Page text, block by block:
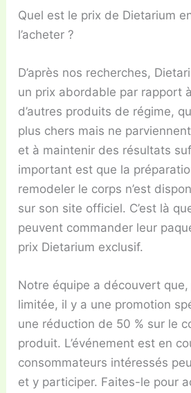
Quel est le prix de Dietarium
l’acheter ?
D’après nos recherches,
un prix abordable par rapport
d’autres produits de régime,
plus chers mais ne
et à maintenir des résultats
important est que la
remodeler le corps n’est
sur son site officiel. C’est là
peuvent commander leur
prix Dietarium exclusif.
Notre équipe a découvert
limitée, il y a une promotion
une réduction de 50 % sur le
produit. L’événement est en
consommateurs intéressés
et y participer. Faites-le pour